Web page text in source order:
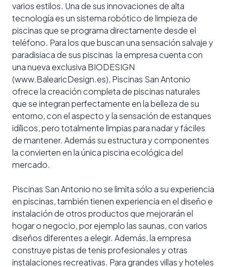
varios estilos. Una de sus innovaciones de alta
tecnología es un sistema robótico de limpieza de
piscinas que se programa directamente desde el
teléfono. Para los que buscan una sensación salvaje y
paradisiaca de sus piscinas la empresa cuenta con
una nueva exclusiva BIODESIGN
(www.BalearicDesign.es), Piscinas San Antonio
ofrece la creación completa de piscinas naturales
que se integran perfectamente en la belleza de su
entorno, con el aspecto y la sensación de estanques
idílicos, pero totalmente limpias para nadar y fáciles
de mantener. Además su estructura y componentes
la convierten en la única piscina ecológica del
mercado.
Piscinas San Antonio no se limita sólo a su experiencia
en piscinas, también tienen experiencia en el diseño e
instalación de otros productos que mejorarán el
hogar o negocio, por ejemplo las saunas, con varios
diseños diferentes a elegir. Además, la empresa
construye pistas de tenis profesionales y otras
instalaciones recreativas. Para grandes villas y hoteles